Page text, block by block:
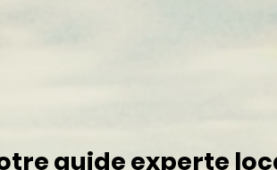
guide experte